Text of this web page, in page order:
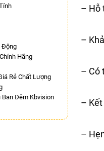
Động
Hãng
Rẻ Chất Lượng
Ban Đêm Kbvision
– Hỗ
–
– Có
–
–